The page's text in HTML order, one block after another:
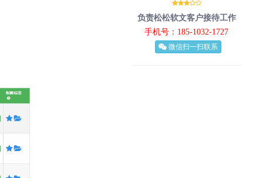
负责松松软文客户接待工作
手机号：185-1032-1727
微信扫一扫联系